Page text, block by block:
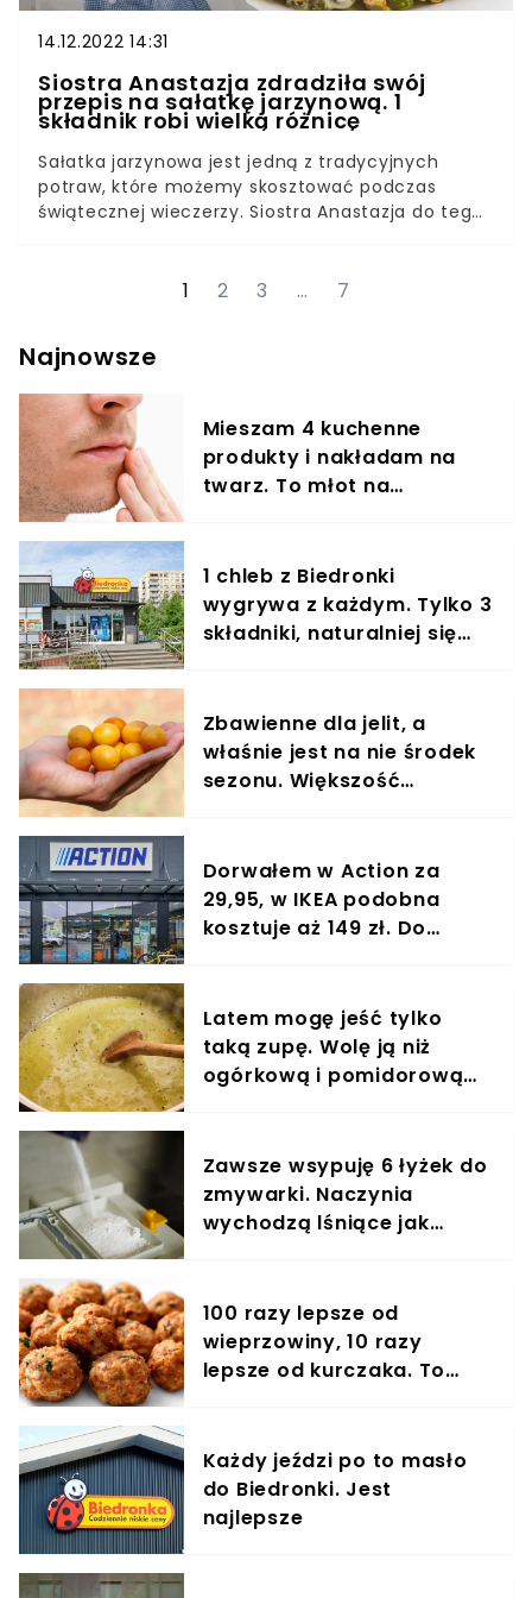
14.12.2022 14:31
Siostra Anastazja zdradziła swój
przepis na sałatkę jarzynową. 1
składnik robi wielką różnicę
Sałatka jarzynowa jest jedną z tradycyjnych
potraw, które możemy skosztować podczas
świątecznej wieczerzy. Siostra Anastazja do tego
lekko pikantny, octowy smak. Charakter tak
jarzynową łatwo się zagubić. Aby mieć gwarancję
popularnej zakonnicy. Siostra Anastazja proporcje
w swojej sałatce jarzynowej ma dopracowane do
perfekcji.
1 2 3 … 7
Najnowsze
Mieszam 4 kuchenne
produkty i nakładam na
twarz. To młot na
1 chleb z Biedronki
wygrywa z każdym. Tylko 3
składniki, naturalniej się
Zbawienne dla jelit, a
właśnie jest na nie środek
sezonu. Większość
Dorwałem w Action za
29,95, w IKEA podobna
kosztuje aż 149 zł. Do
Latem mogę jeść tylko
taką zupę. Wolę ją niż
ogórkową i pomidorową
Zawsze wsypuję 6 łyżek do
zmywarki. Naczynia
wychodzą lśniące jak
100 razy lepsze od
wieprzowiny, 10 razy
lepsze od kurczaka. To
Każdy jeździ po to masło
do Biedronki. Jest
najlepsze